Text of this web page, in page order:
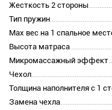
Жесткость 2 стороны
Тип пружин
Max вес на 1 спальное
Высота матраса
Микромассажный эффект
Чехол
Толщина наполнителя с 1
Замена чехла